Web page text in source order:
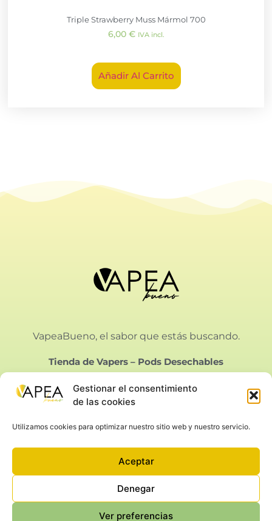
Gestionar el consentimiento
de las cookies
Utilizamos cookies para optimizar nuestro sitio web y nuestro servicio.
Aceptar
Denegar
Ver preferencias
Triple Strawberry Muss Mármol 700
6,00 € IVA incl.
Añadir Al Carrito
VapeaBueno, el sabor que estás buscando.
Tienda de Vapers – Pods Desechables